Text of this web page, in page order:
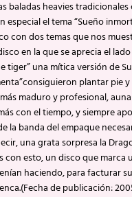
baladas heavies
especial el tema “Sueño
con dos temas que nos
en la que se aprecia el
tiger” una mítica versión de
plantar pie
maduro y profesional,
con el tiempo, y siempre
la banda del empaque
una grata sorpresa la
esto, un disco que marca
haciendo, para facturar
de publicación: